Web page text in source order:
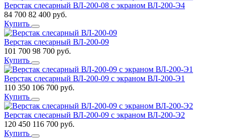
Верстак слесарный ВЛ-200-08 с экраном ВЛ-200-Э4
84 700 82 400 руб.
Купить
Верстак слесарный ВЛ-200-09
101 700 98 700 руб.
Купить
Верстак слесарный ВЛ-200-09 с экраном ВЛ-200-Э1
110 350 106 700 руб.
Купить
Верстак слесарный ВЛ-200-09 с экраном ВЛ-200-Э2
120 450 116 700 руб.
Купить